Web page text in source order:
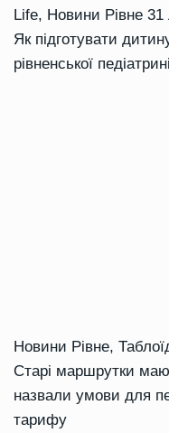
Life, Новини Рівне 31
Як підготувати
рівненської педіатрині
Новини Рівне,
Старі маршрутки
назвали умови для
тарифу